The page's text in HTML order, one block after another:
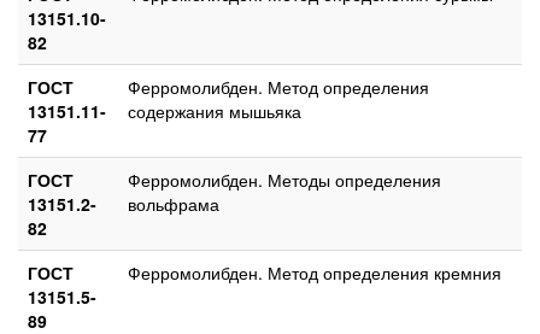
13151.10-
82
ГОСТ
13151.11-
77
Ферромолибден. Метод определения
содержания мышьяка
ГОСТ
13151.2-
82
Ферромолибден. Методы определения
вольфрама
ГОСТ
13151.5-
89
Ферромолибден. Метод определения кремния